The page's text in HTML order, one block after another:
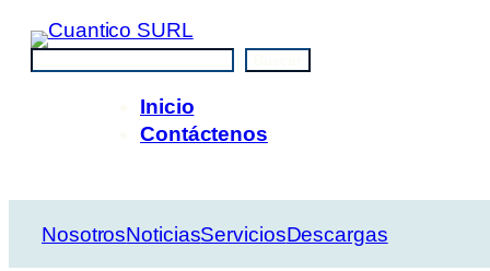
Saltar
contenido
Inicio
Contáctenos
NosotrosNoticiasServiciosDescargas